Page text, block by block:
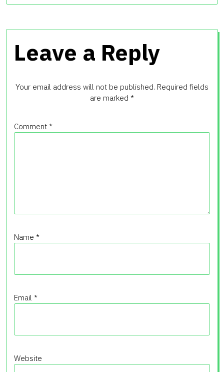
Leave a Reply
Your email address will not be published. Required fields
are marked *
Comment *
Name *
Email *
Website